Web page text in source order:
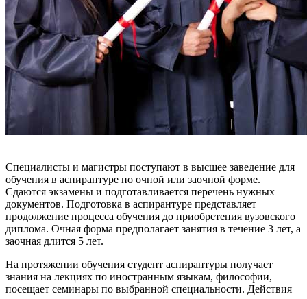
Специалисты и магистры поступают в высшее заведение для
обучения в аспирантуре по очной или заочной форме.
Сдаются экзамены и подготавливается перечень нужных
документов. Подготовка в аспирантуре представляет
продолжение процесса обучения до приобретения вузовского
диплома. Очная форма предполагает занятия в течение 3 лет, а
заочная длится 5 лет.
На протяжении обучения студент аспирантуры получает
знания на лекциях по иностранным языкам, философии,
посещает семинары по выбранной специальности. Действия